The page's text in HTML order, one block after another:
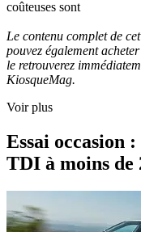
coûteuses sont
Le contenu complet de
pouvez également acheter
le retrouverez
KiosqueMag.
Voir plus
Essai occasion
TDI à moins de